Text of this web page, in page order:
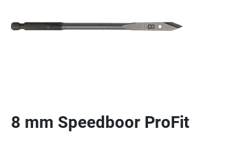
8 mm Speedboor ProFit